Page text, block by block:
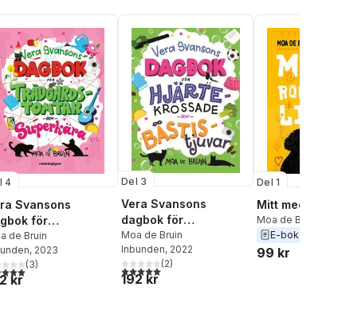
4
Svansons
för
och
de Bruin
, 2023
utav 5 stjärnor. Totalt antal röster:
(3)
kr
Del 3
Vera Svansons
dagbok för
hjärtekrossade och
bästistjuvar
Moa de Bruin
Inbunden, 2022
5,0utav 5 stjärnor. Totalt antal röster:
(2)
192 kr
Del 1
Mitt
Moa de Bruin
E-bok
99 kr